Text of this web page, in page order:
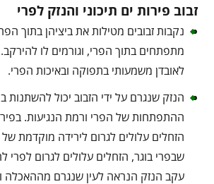
זבוב פירות ים תיכוני והנזק לפרי
נקבות זבובים מטילות את ביציהן בתוך
מתפתחים בתוך הפרי, וגורמים לו להירקב.
לאובדן משמעותי בתפוקה ובאיכות הפרי.
הנזק שנגרם על ידי הזבוב יכול
ההתפתחות של הפרי ורמת הנגיעות.
הזחלים עלולים לגרום לירידה מוקדמת
שבפרי בוגר, הזחלים עלולים לגרום לפרי
עקב הנזק הנראה לעין שנגרם מההאכלה